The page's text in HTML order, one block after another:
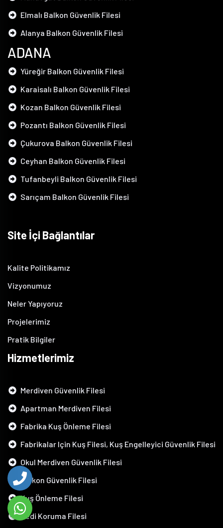
Elmalı Balkon Güvenlik Filesi
Alanya Balkon Güvenlik Filesi
ADANA
Yüreğir Balkon Güvenlik Filesi
Karaisalı Balkon Güvenlik Filesi
Kozan Balkon Güvenlik Filesi
Pozantı Balkon Güvenlik Filesi
Çukurova Balkon Güvenlik Filesi
Ceyhan Balkon Güvenlik Filesi
Tufanbeyli Balkon Güvenlik Filesi
Sarıçam Balkon Güvenlik Filesi
Site İçi Bağlantılar
Kalite Politikamız
Vizyonumuz
Neler Yapıyoruz
Projelerimiz
Pratik Bilgiler
Hizmetlerimiz
Merdiven Güvenlik Filesi
Apartman Merdiven Filesi
Fabrika Kuş Önleme Filesi
Fabrikalar Için Kuş Filesi, Kuş Engelleyici Güvenlik Filesi
Okul Merdiven Güvenlik Filesi
Balkon Güvenlik Filesi
Kuş Önleme Filesi
Kedi Koruma Filesi